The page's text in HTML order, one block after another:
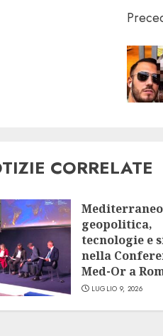
CORRELATE
geopolitica,
tecnologie e
nella
Med-Or a
LUGLIO 9, 2026